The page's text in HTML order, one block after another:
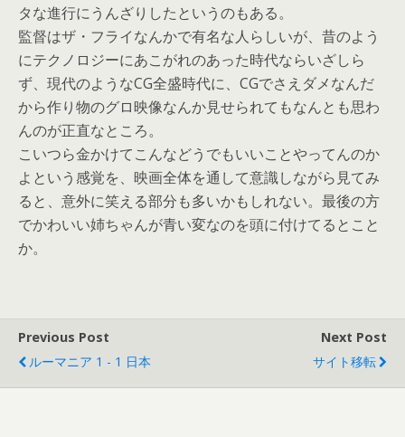
タな進行にうんざりしたというのもある。
監督はザ・フライなんかで有名な人らしいが、昔のよう
にテクノロジーにあこがれのあった時代ならいざしら
ず、現代のようなCG全盛時代に、CGでさえダメなんだ
から作り物のグロ映像なんか見せられてもなんとも思わ
んのが正直なところ。
こいつら金かけてこんなどうでもいいことやってんのか
よという感覚を、映画全体を通して意識しながら見てみ
ると、意外に笑える部分も多いかもしれない。最後の方
でかわいい姉ちゃんが青い変なのを頭に付けてるとこと
か。
Previous Post
ルーマニア 1 - 1 日本
Next Post
サイト移転